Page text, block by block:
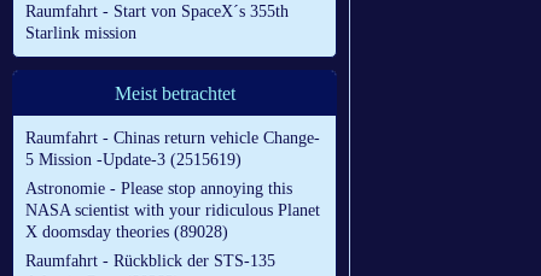
Raumfahrt - Start von SpaceX´s 355th
Starlink mission
Meist betrachtet
Raumfahrt - Chinas return vehicle Change-
5 Mission -Update-3 (2515619)
Astronomie - Please stop annoying this
NASA scientist with your ridiculous Planet
X doomsday theories (89028)
Raumfahrt - Rückblick der STS-135